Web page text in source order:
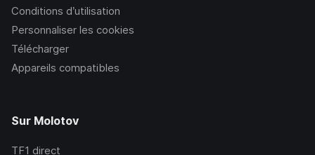
Conditions d’utilisation
Personnaliser les cookies
Télécharger
Appareils compatibles
Sur Molotov
TF1 direct